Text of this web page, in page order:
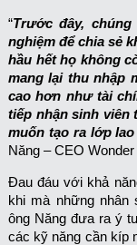
“Trước đây,
nghiệm để chia sẻ
hầu hết họ không
mang lại thu nhập
cao hơn như tài
tiếp nhận sinh
muốn tạo ra lớp
Năng – CEO
Đau đáu với khả
khi mà những nhân
ông Năng đưa ra ý
các kỹ năng cần kíp